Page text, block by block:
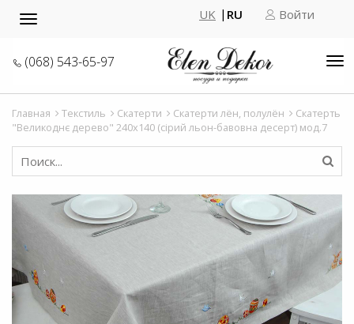
Toggle
UK RU Войти
(068) 543-65-97
Главная Текстиль Скатерти Скатерти лён, полулён
Скатерть
"Великоднє дерево" 240х140 (сірий льон-бавовна десерт) мод.7